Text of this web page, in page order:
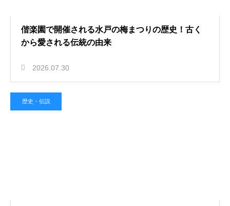
偕楽園で開催される水戸の梅まつりの歴史！古く
から愛される伝統の由来
2026.07.30
歴史・伝説